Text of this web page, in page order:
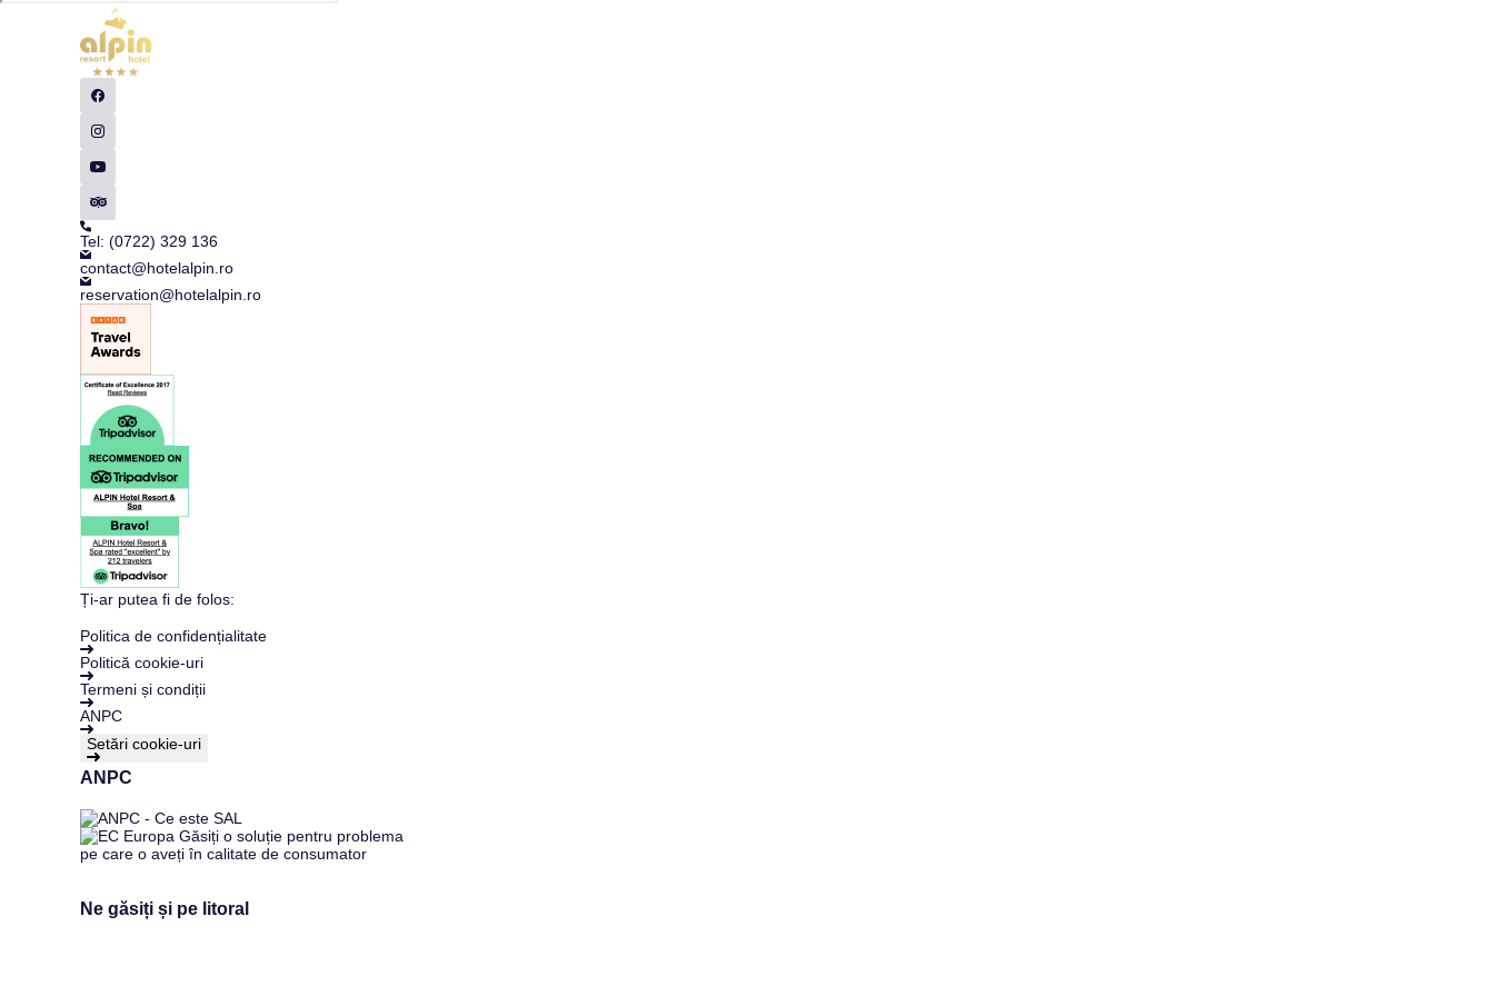
Tel: (0722) 329 136
contact@hotelalpin.ro
reservation@hotelalpin.ro
Ți-ar putea fi de folos:
Politica de confidențialitate
Politică cookie-uri
Termeni și condiții
ANPC
Setări cookie-uri
ANPC
Ne găsiți și pe litoral